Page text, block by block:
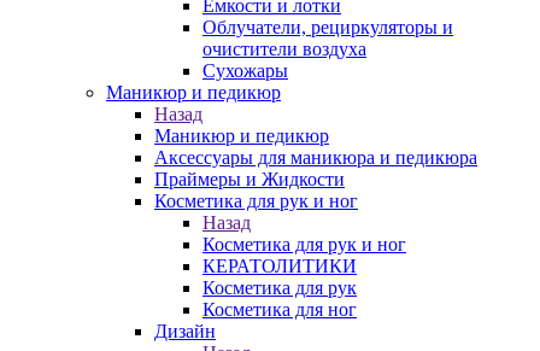
Емкости и лотки
Облучатели, рециркуляторы и
очистители воздуха
Сухожары
Маникюр и педикюр
Назад
Маникюр и педикюр
Аксессуары для маникюра и педикюра
Праймеры и Жидкости
Косметика для рук и ног
Назад
Косметика для рук и ног
КЕРАТОЛИТИКИ
Косметика для рук
Косметика для ног
Дизайн